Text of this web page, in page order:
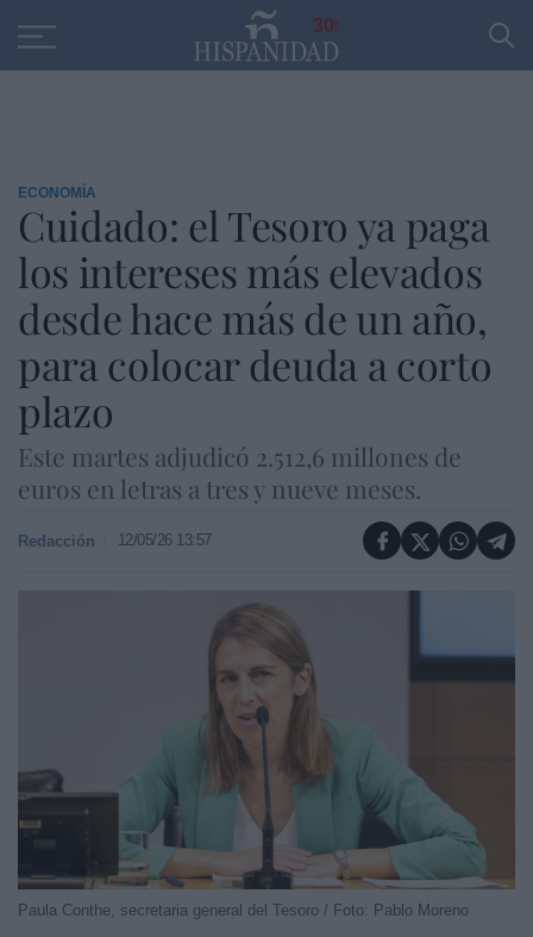
30
ECONOMÍA
Cuidado: el Tesoro ya paga
los intereses más elevados
desde hace más de un año,
para colocar deuda a corto
plazo
Este martes adjudicó 2.512,6 millones de
euros en letras a tres y nueve meses.
Redacción 12/05/26 13:57
Paula Conthe, secretaria general del Tesoro / Foto: Pablo Moreno